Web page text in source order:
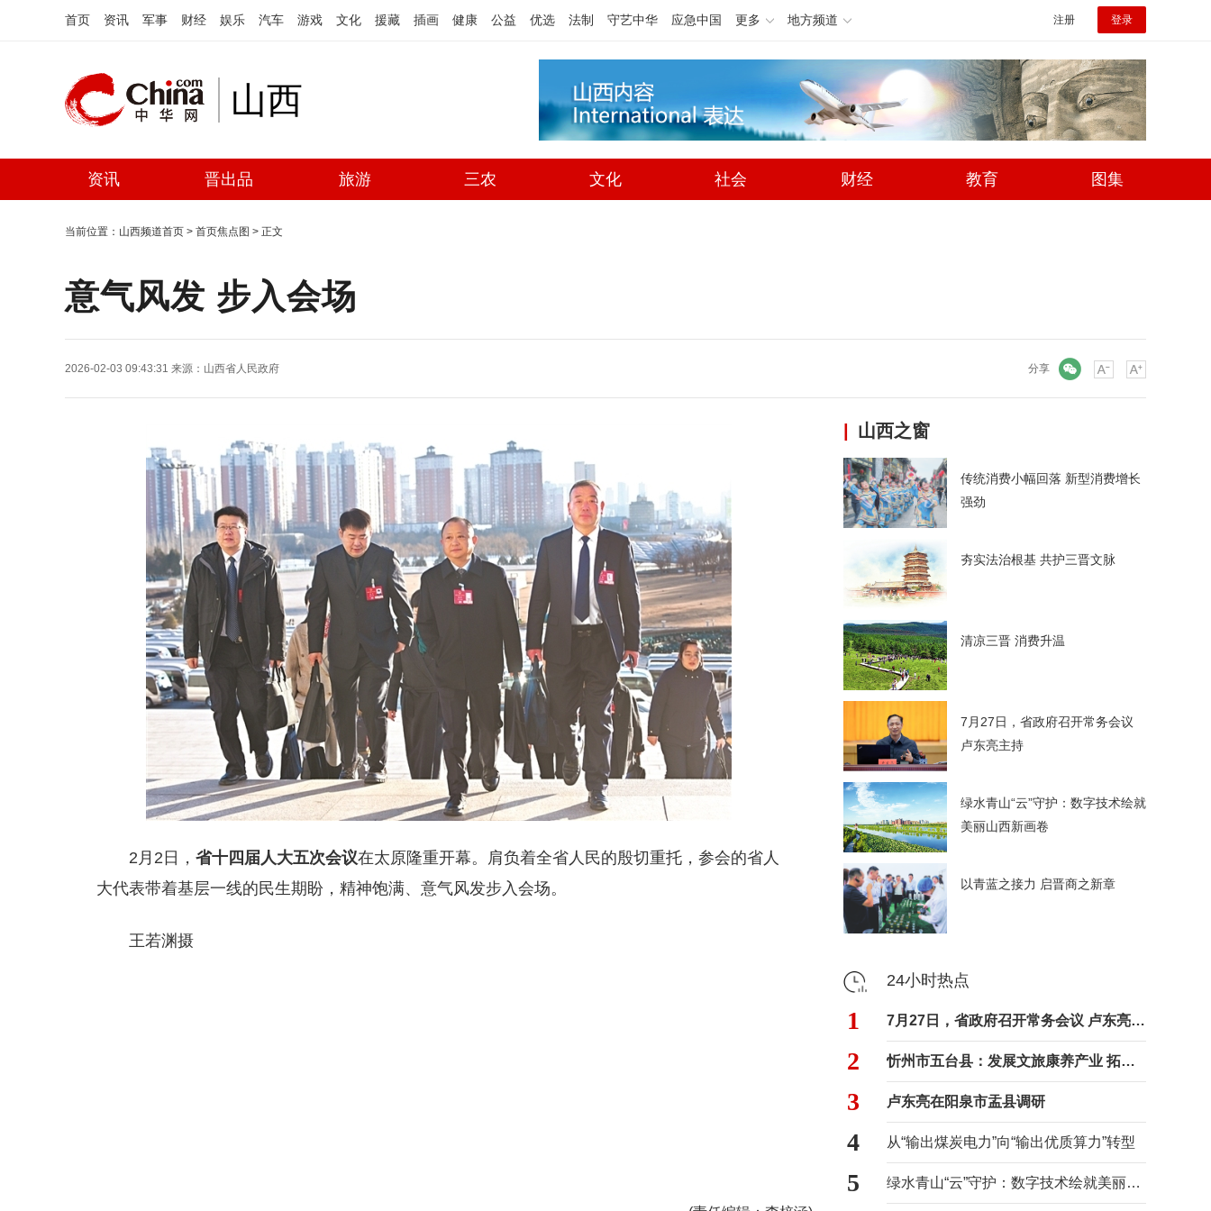
首页 资讯 军事 财经 娱乐 汽车 游戏 文化 援藏 插画 健康 公益 优选 法制 守艺中华 应急中国 更多 地方频道 注册 登录
山西
资讯 晋出品 旅游 三农 文化 社会 财经 教育 图集
当前位置： 山西频道首页 > 首页焦点图 > 正文
意气风发 步入会场
2026-02-03 09:43:31 来源： 山西省人民政府 分享
2月2日， 省十四届人大五次会议在太原隆重开幕。肩负着全省人民的殷切重托，参会的省人
大代表带着基层一线的民生期盼，精神饱满、意气风发步入会场。
王若渊摄
山西之窗
传统消费小幅回落 新型消费增长
强劲
夯实法治根基 共护三晋文脉
清凉三晋 消费升温
7月27日，省政府召开常务会议
卢东亮主持
绿水青山“云”守护：数字技术绘就
美丽山西新画卷
以青蓝之接力 启晋商之新章
24小时热点
1 7月27日，省政府召开常务会议 卢东亮主持
2 忻州市五台县：发展文旅康养产业 拓宽村民增收路径
3 卢东亮在阳泉市盂县调研
4 从“输出煤炭电力”向“输出优质算力”转型
5 绿水青山“云”守护：数字技术绘就美丽山西新画卷